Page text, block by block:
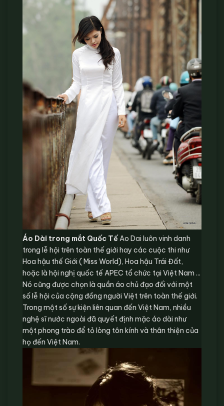
Áo Dài trong mắt Quốc TếAo Dai luôn vinh danh
trong lễ hội trên toàn thế giới hay các cuộc thi như
Hoa hậu thế Giới ( Miss World), Hoa hậu Trái Đất,
hoặc là hội nghị quốc tế APEC tổ chức tại Việt Nam ...
Nó cũng được chọn là quần áo chủ đạo đối với một
số lễ hội của cộng đồng người Việt trên toàn thế giới.
Trong một số sự kiện liên quan đến Việt Nam, nhiều
nghệ sĩ nước ngoài đã quyết định mặc áo dài như
một phong trào để tỏ lòng tôn kính và thân thiện của
họ đến Việt Nam.